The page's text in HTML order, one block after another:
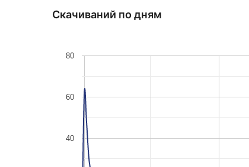
Скачиваний по дням
40
60
80